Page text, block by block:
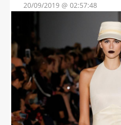
20/09/2019 @ 02:57:48